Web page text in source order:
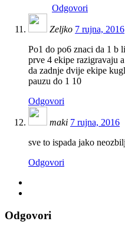
Odgovori
Zeljko 7 rujna, 2016
Po1 do po6 znaci da 1 b
prve 4 ekipe razigravaju
da zadnje dvije ekipe
pauzu do 1 10
Odgovori
maki 7 rujna, 2016
sve to ispada jako
Odgovori
Odgovori